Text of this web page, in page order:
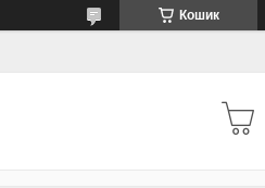
Кошик